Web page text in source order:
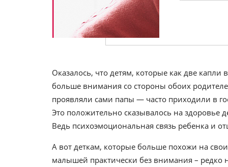
Оказалось, что детям, которые как две
больше внимания со стороны обоих
проявляли сами папы — часто приходили в
Это положительно сказывалось на здоровье
Ведь психоэмоциональная связь ребенка и
А вот деткам, которые больше похожи на
малышей практически без внимания –